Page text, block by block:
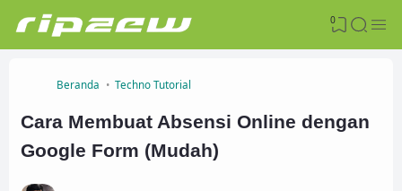
0
Beranda Techno Tutorial
Cara Membuat Absensi Online dengan
Google Form (Mudah)